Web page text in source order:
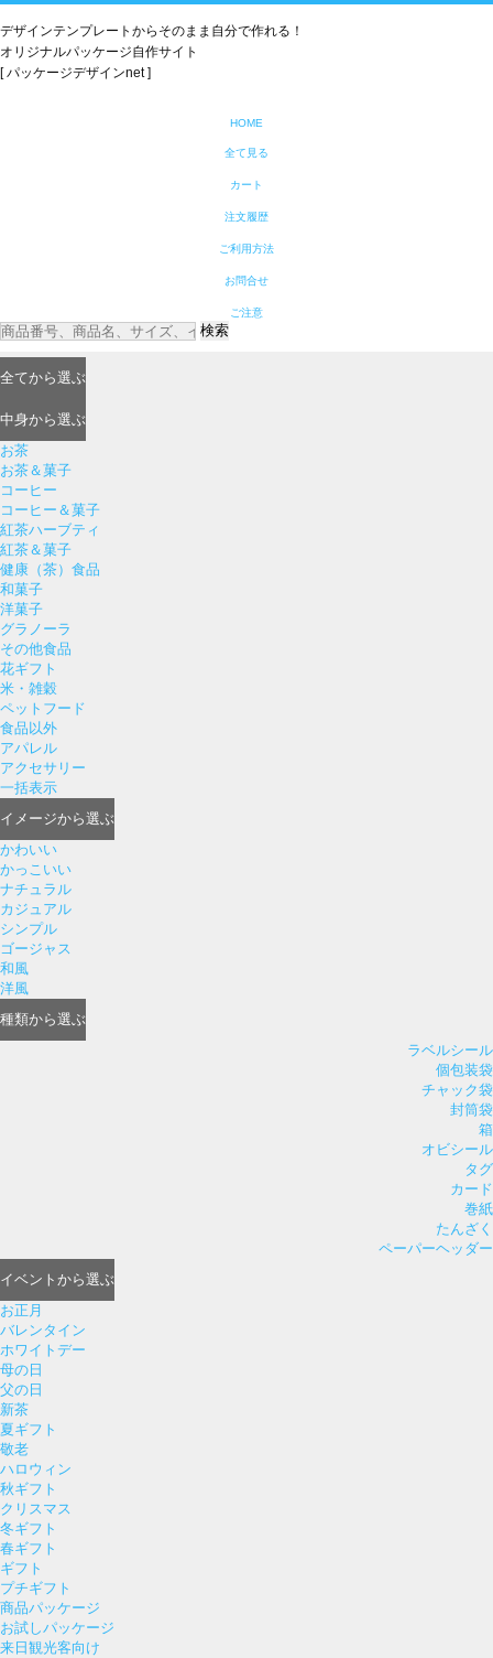
デザインテンプレートからそのまま自分で作れる！
オリジナルパッケージ自作サイト
[ パッケージデザインnet ]
HOME
全て見る
カート
注文履歴
ご利用方法
お問合せ
ご注意
検索
全てから選ぶ
中身から選ぶ
お茶
お茶＆菓子
コーヒー
コーヒー＆菓子
紅茶ハーブティ
紅茶＆菓子
健康（茶）食品
和菓子
洋菓子
グラノーラ
その他食品
花ギフト
米・雑穀
ペットフード
食品以外
アパレル
アクセサリー
一括表示
イメージから選ぶ
かわいい
かっこいい
ナチュラル
カジュアル
シンプル
ゴージャス
和風
洋風
種類から選ぶ
ラベルシール
個包装袋
チャック袋
封筒袋
箱
オビシール
タグ
カード
巻紙
たんざく
ペーパーヘッダー
イベント から選ぶ
お正月
バレンタイン
ホワイトデー
母の日
父の日
新茶
夏ギフト
敬老
ハロウィン
秋ギフト
クリスマス
冬ギフト
春ギフト
ギフト
プチギフト
商品パッケージ
お試しパッケージ
来日観光客向け